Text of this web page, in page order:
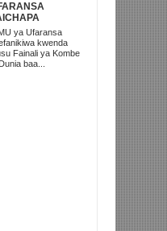
2-0 NA
NUSU
KOMBE LA
ya Ufaransa
kwenda
Fainali ya Kombe
baa...